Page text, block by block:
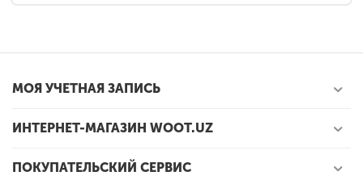
МОЯ УЧЕТНАЯ ЗАПИСЬ
ИНТЕРНЕТ-МАГАЗИН WOOT.UZ
ПОКУПАТЕЛЬСКИЙ СЕРВИС